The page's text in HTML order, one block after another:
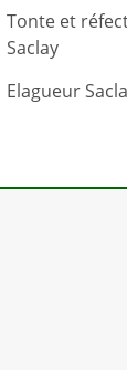
Tonte et
Saclay
Elagueur